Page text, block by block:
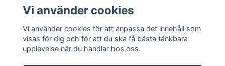
Köpvillkor
Kontakt
Vi använder cookies
Vi använder cookies för att anpassa det innehåll som
visas för dig och för att du ska få bästa tänkbara
upplevelse när du handlar hos oss.